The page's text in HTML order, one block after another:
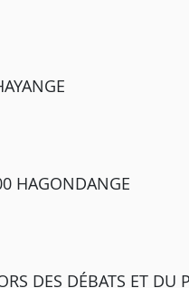
HAGONDANGE
DES DÉBATS ET DU